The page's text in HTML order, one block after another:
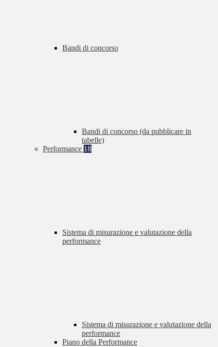
Bandi di concorso
Bandi di concorso (da pubblicare in
tabelle)
Performance 18
Sistema di misurazione e valutazione della
performance
Sistema di misurazione e valutazione della
performance
Piano della Performance